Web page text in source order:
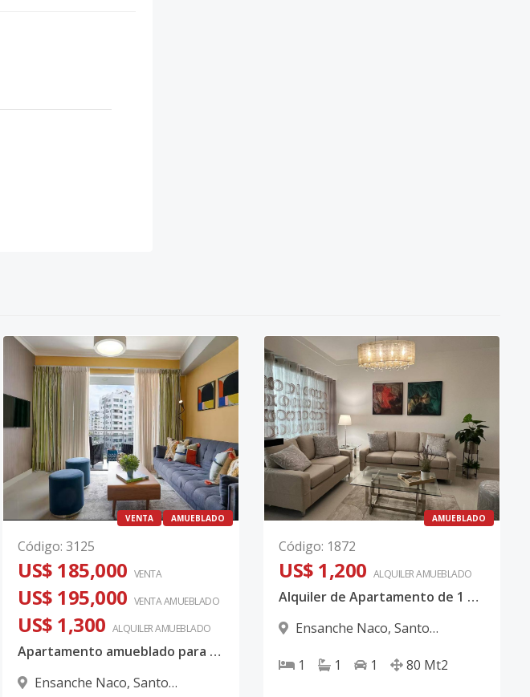
VENTA AMUEBLADO
Código: 3125
US$ 185,000 VENTA
US$ 195,000 VENTA AMUEBLADO
US$ 1,300 ALQUILERAMUEBLADO
Apartamento amueblado para venta en el Ensanche Naco
Ensanche Naco, Santo
AMUEBLADO
Código: 1872
US$ 1,200 ALQUILERAMUEBLADO
Alquiler de Apartamento de 1 habitación en Naco
Ensanche Naco, Santo
1
1 1 80 Mt2